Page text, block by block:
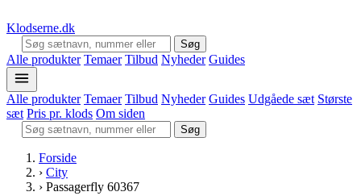
Klodserne.dk
Søg
Alle produkter Temaer Tilbud Nyheder Guides
Alle produkter Temaer Tilbud Nyheder Guides Udgåede sæt Største
sæt Pris pr. klods Om siden
Søg
Forside
› City
› Passagerfly 60367